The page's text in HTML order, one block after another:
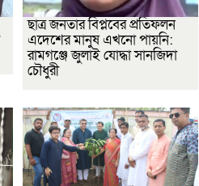
ছাত্র জনতার বিপ্লবের প্রতিফলন
এদেশের মানুষ এখনো পায়নি:
রামগঞ্জে জুলাই যোদ্ধা সানজিদা
চৌধুরী